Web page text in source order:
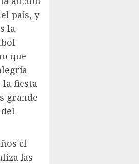
país, y
la
que
la fiesta
grande
el
las